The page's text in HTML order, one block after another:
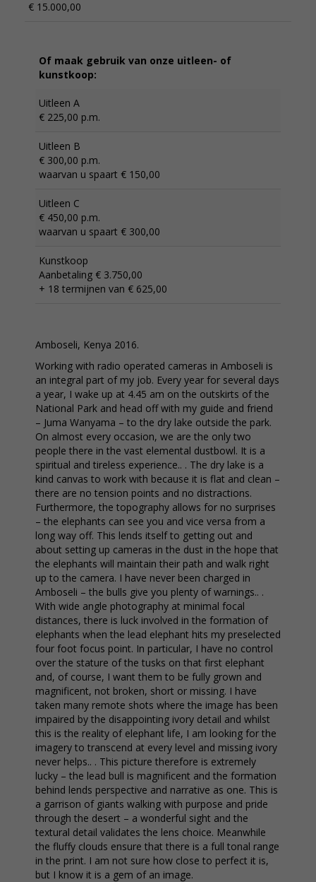
€ 15.000,00
Of maak gebruik van onze uitleen- of
kunstkoop:
Uitleen A
€ 225,00 p.m.
Uitleen B
€ 300,00 p.m.
waarvan u spaart € 150,00
Uitleen C
€ 450,00 p.m.
waarvan u spaart € 300,00
Kunstkoop
Aanbetaling € 3.750,00
+ 18 termijnen van € 625,00
Amboseli, Kenya 2016.
Working with radio operated cameras in Amboseli is
an integral part of my job. Every year for several days
a year, I wake up at 4.45 am on the outskirts of the
National Park and head off with my guide and friend
– Juma Wanyama – to the dry lake outside the park.
On almost every occasion, we are the only two
people there in the vast elemental dustbowl. It is a
spiritual and tireless experience.. . The dry lake is a
kind canvas to work with because it is flat and clean –
there are no tension points and no distractions.
Furthermore, the topography allows for no surprises
– the elephants can see you and vice versa from a
long way off. This lends itself to getting out and
about setting up cameras in the dust in the hope that
the elephants will maintain their path and walk right
up to the camera. I have never been charged in
Amboseli – the bulls give you plenty of warnings.. .
With wide angle photography at minimal focal
distances, there is luck involved in the formation of
elephants when the lead elephant hits my preselected
four foot focus point. In particular, I have no control
over the stature of the tusks on that first elephant
and, of course, I want them to be fully grown and
magnificent, not broken, short or missing. I have
taken many remote shots where the image has been
impaired by the disappointing ivory detail and whilst
this is the reality of elephant life, I am looking for the
imagery to transcend at every level and missing ivory
never helps.. . This picture therefore is extremely
lucky – the lead bull is magnificent and the formation
behind lends perspective and narrative as one. This is
a garrison of giants walking with purpose and pride
through the desert – a wonderful sight and the
textural detail validates the lens choice. Meanwhile
the fluffy clouds ensure that there is a full tonal range
in the print. I am not sure how close to perfect it is,
but I know it is a gem of an image.